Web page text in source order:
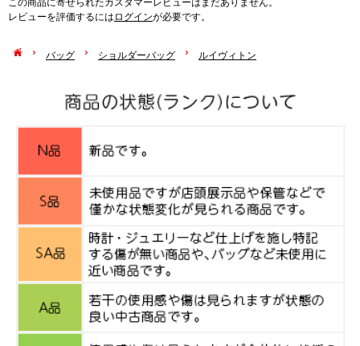
この商品に寄せられたカスタマーレビューはまだありません。
レビューを評価するには ログインが必要です。
バッグ ショルダーバッグ ルイヴィトン